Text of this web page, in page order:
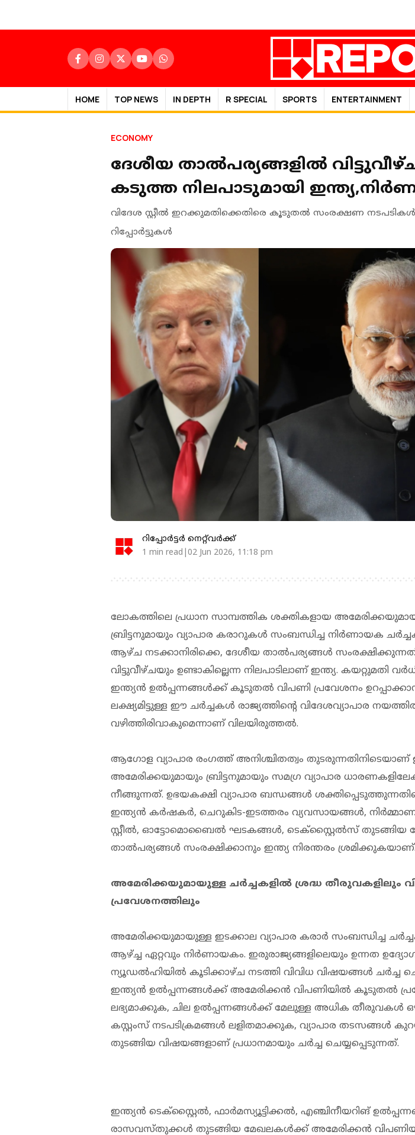
HOME TOP NEWS IN DEPTH R SPECIAL SPORTS ENTERTAINMENT
ECONOMY
ദേശീയ താൽപര്യങ്ങളിൽ
കടുത്ത നിലപാടുമായി
വിദേശ സ്റ്റീൽ ഇറക്കുമതിക്കെതിരെ കൂടുതൽ സംരക്ഷണ
റിപ്പോർട്ടുകൾ
റിപ്പോർട്ടർ നെറ്റ്‌വര്‍ക്ക്‌
1 min read|02 Jun 2026, 11:18 pm
ലോകത്തിലെ പ്രധാന സാമ്പത്തിക ശക്തികളായ
ബ്രിട്ടനുമായും വ്യാപാര കരാറുകൾ സംബന്ധിച്ച നിർണായക
ആഴ്ച നടക്കാനിരിക്കെ, ദേശീയ താൽപര്യങ്ങൾ
വിട്ടുവീഴ്ചയും ഉണ്ടാകില്ലെന്ന നിലപാടിലാണ് ഇന്ത്യ. കയറ്റുമതി
ഇന്ത്യൻ ഉൽപ്പന്നങ്ങൾക്ക് കൂടുതൽ വിപണി പ്രവേശനം
ലക്ഷ്യമിട്ടുള്ള ഈ ചർച്ചകൾ രാജ്യത്തിന്റെ വിദേശവ്യാപാര
വഴിത്തിരിവാകുമെന്നാണ് വിലയിരുത്തൽ.
ആഗോള വ്യാപാര രംഗത്ത് അനിശ്ചിതത്വം തുടരുന്നതിനിടെയാണ്
അമേരിക്കയുമായും ബ്രിട്ടനുമായും സമഗ്ര വ്യാപാര
നീങ്ങുന്നത്. ഉഭയകക്ഷി വ്യാപാര ബന്ധങ്ങൾ
ഇന്ത്യൻ കർഷകർ, ചെറുകിട-ഇടത്തരം വ്യവസായങ്ങൾ,
സ്റ്റീൽ, ഓട്ടോമൊബൈൽ ഘടകങ്ങൾ, ടെക്സ്റ്റൈൽസ് തുടങ്ങിയ
താൽപര്യങ്ങൾ സംരക്ഷിക്കാനും ഇന്ത്യ നിരന്തരം ശ്രമിക്കുകയാണ്.
അമേരിക്കയുമായുള്ള ചർച്ചകളിൽ ശ്രദ്ധ തീരുവകളിലും
പ്രവേശനത്തിലും
അമേരിക്കയുമായുള്ള ഇടക്കാല വ്യാപാര കരാർ സംബന്ധിച്ച
ആഴ്ച്ച ഏറ്റവും നിർണായകം. ഇരുരാജ്യങ്ങളിലെയും ഉന്നത
ന്യൂഡൽഹിയിൽ കൂടിക്കാഴ്ച നടത്തി വിവിധ വിഷയങ്ങൾ ചർച്ച
ഇന്ത്യൻ ഉൽപ്പന്നങ്ങൾക്ക് അമേരിക്കൻ വിപണിയിൽ കൂടുതൽ
ലഭ്യമാക്കുക, ചില ഉൽപ്പന്നങ്ങൾക്ക് മേലുള്ള അധിക തീരുവകൾ
കസ്റ്റംസ് നടപടിക്രമങ്ങൾ ലളിതമാക്കുക, വ്യാപാര തടസങ്ങൾ
തുടങ്ങിയ വിഷയങ്ങളാണ് പ്രധാനമായും ചർച്ച ചെയ്യപ്പെടുന്നത്.
ഇന്ത്യൻ ടെക്സ്റ്റൈൽ, ഫാർമസ്യൂട്ടിക്കൽ, എഞ്ചിനീയറിങ്
രാസവസ്തുക്കൾ തുടങ്ങിയ മേഖലകൾക്ക് അമേരിക്കൻ